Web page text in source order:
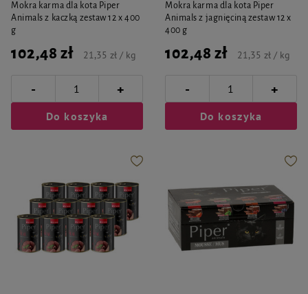
Mokra karma dla kota Piper
Animals z kaczką zestaw 12 x 400
g
102,48 zł 21,35 zł / kg
- +
Do koszyka
Mokra karma dla kota Piper
Animals z jagnięciną zestaw 12 x
400 g
102,48 zł 21,35 zł / kg
- +
Do koszyka